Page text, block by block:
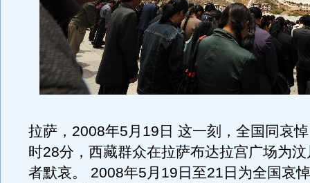
拉萨，2008年5月19日 这一刻，全国同哀
时28分，西藏群众在拉萨布达拉宫广场为
者默哀。 2008年5月19日至21日为全国哀